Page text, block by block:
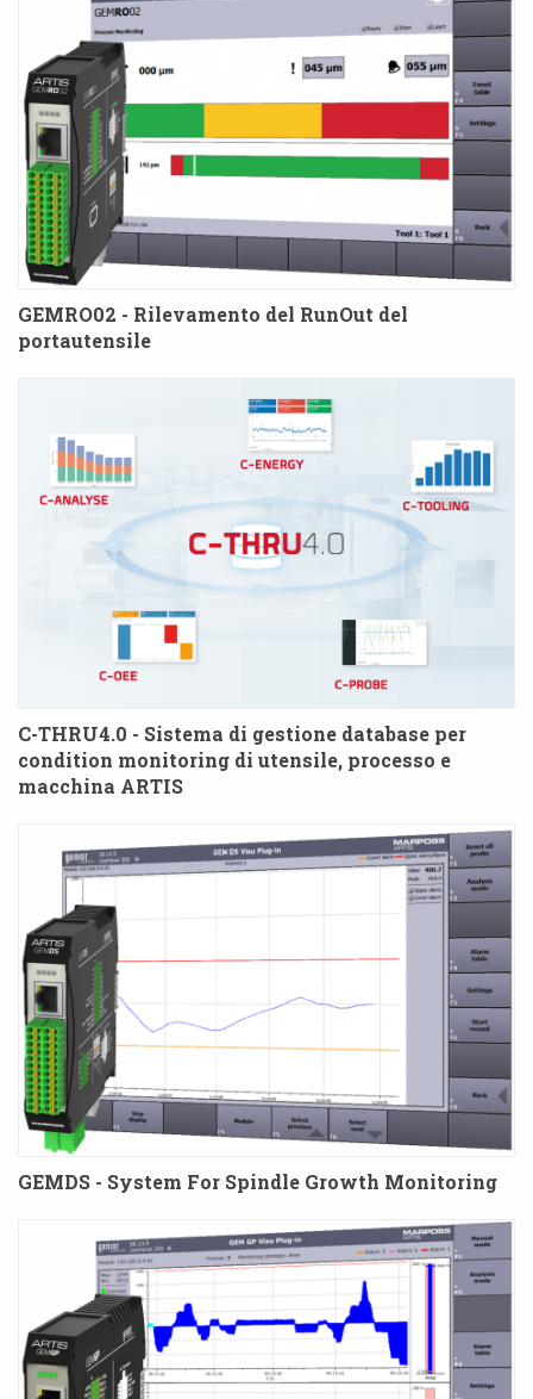
GEMRO02 - Rilevamento del RunOut del
portautensile
C-THRU4.0 - Sistema di gestione database per
condition monitoring di utensile, processo e
macchina ARTIS
GEMDS - System For Spindle Growth Monitoring